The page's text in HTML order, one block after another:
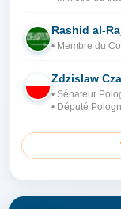
AR
Rashid al-
• Membre du
PO
Zdzislaw
• Sénateur
• Député